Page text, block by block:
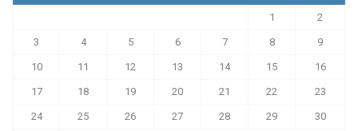
1 2
3 4 5 6 7 8 9
10 11 12 13 14 15 16
17 18 19 20 21 22 23
24 25 26 27 28 29 30